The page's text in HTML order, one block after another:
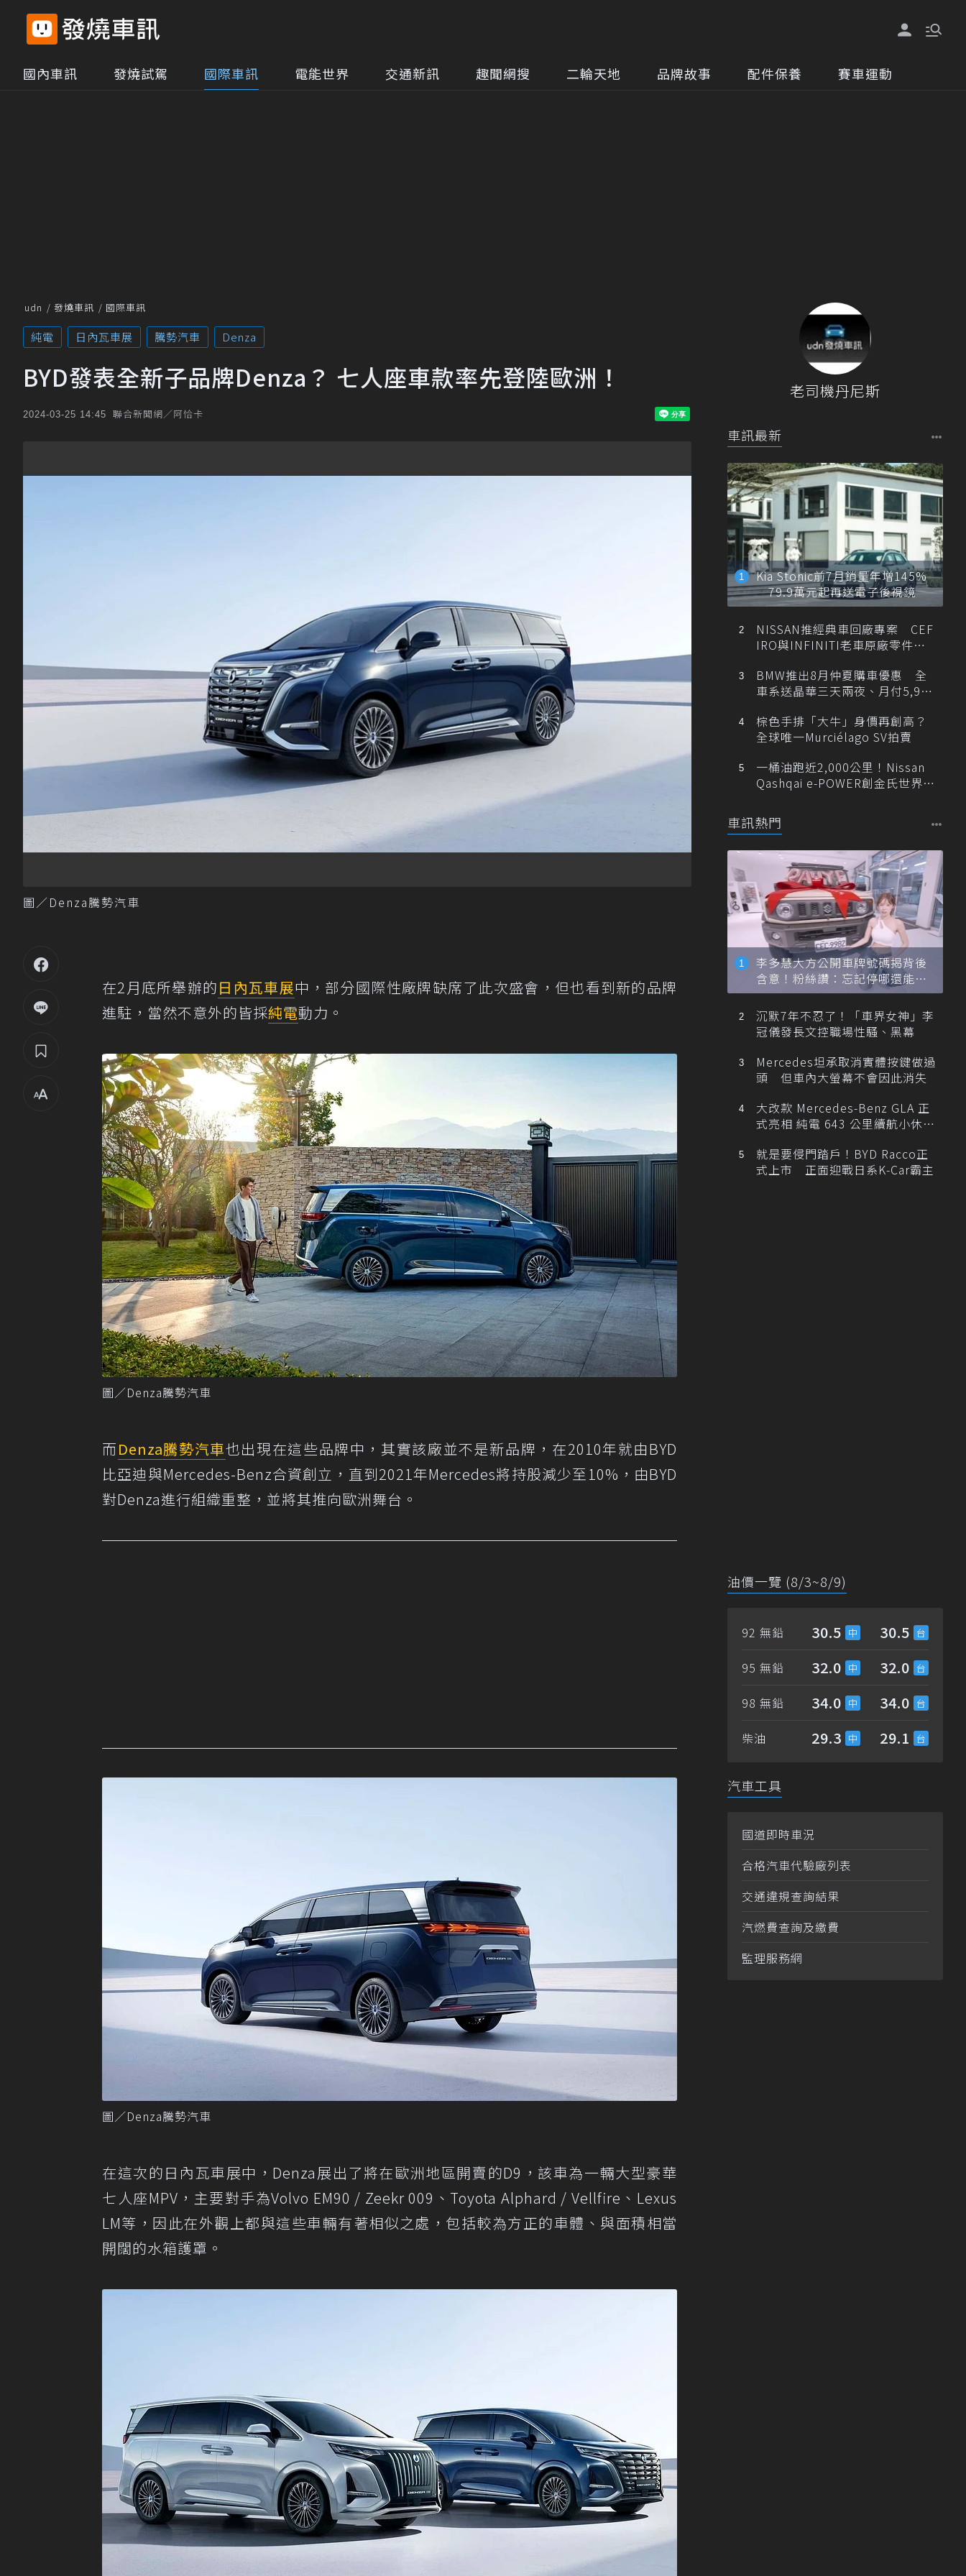
國內車訊 發燒試駕 國際車訊 電能世界 交通新訊 趣聞網搜 二輪天地 品牌故事 配件保養 賽車運動
udn 發燒車訊 國際車訊
純電 日內瓦車展 騰勢汽車 Denza
BYD發表全新子品牌Denza？ 七人座車款率先登陸歐洲！
2024-03-25 14:45 聯合新聞網／阿恰卡
圖／Denza騰勢汽車
在2月底所舉辦的日內瓦車展中，部分國際性廠牌缺席了此次盛會，但也看到新的品牌
進駐，當然不意外的皆採純電動力。
圖／Denza騰勢汽車
而Denza騰勢汽車也出現在這些品牌中，其實該廠並不是新品牌，在2010年就由BYD
比亞迪與Mercedes-Benz合資創立，直到2021年Mercedes將持股減少至10%，由BYD
對Denza進行組織重整，並將其推向歐洲舞台。
圖／Denza騰勢汽車
在這次的日內瓦車展中，Denza展出了將在歐洲地區開賣的D9，該車為一輛大型豪華
七人座MPV，主要對手為Volvo EM90 / Zeekr 009、Toyota Alphard / Vellfire、Lexus
LM等，因此在外觀上都與這些車輛有著相似之處，包括較為方正的車體、與面積相當
開闊的水箱護罩。
老司機丹尼斯
車訊最新
Kia Stonic前7月銷量年增145%
79.9萬元起再送電子後視鏡
NISSAN推經典車回廠專案 CEF
IRO與INFINITI老車原廠零件最
BMW推出8月仲夏購車優惠 全
車系送晶華三天兩夜、月付5,900
棕色手排「大牛」身價再創高？
全球唯一Murciélago SV拍賣
一桶油跑近2,000公里！Nissan
Qashqai e-POWER創金氏世界紀
車訊熱門
李多慧大方公開車牌號碼揭背後
含意！粉絲讚：忘記停哪還能幫
忙找車
沉默7年不忍了！「車界女神」李
冠儀發長文控職場性騷、黑幕
Mercedes坦承取消實體按鍵做過
頭 但車內大螢幕不會因此消失
大改款 Mercedes-Benz GLA 正
式亮相 純電 643 公里續航小休
就是要侵門踏戶！BYD Racco正
式上市 正面迎戰日系K-Car霸主
油價一覽 (8/3~8/9)
92 無鉛 30.5 30.5
95 無鉛 32.0 32.0
98 無鉛 34.0 34.0
柴油 29.3 29.1
汽車工具
國道即時車況
合格汽車代驗廠列表
交通違規查詢結果
汽燃費查詢及繳費
監理服務網